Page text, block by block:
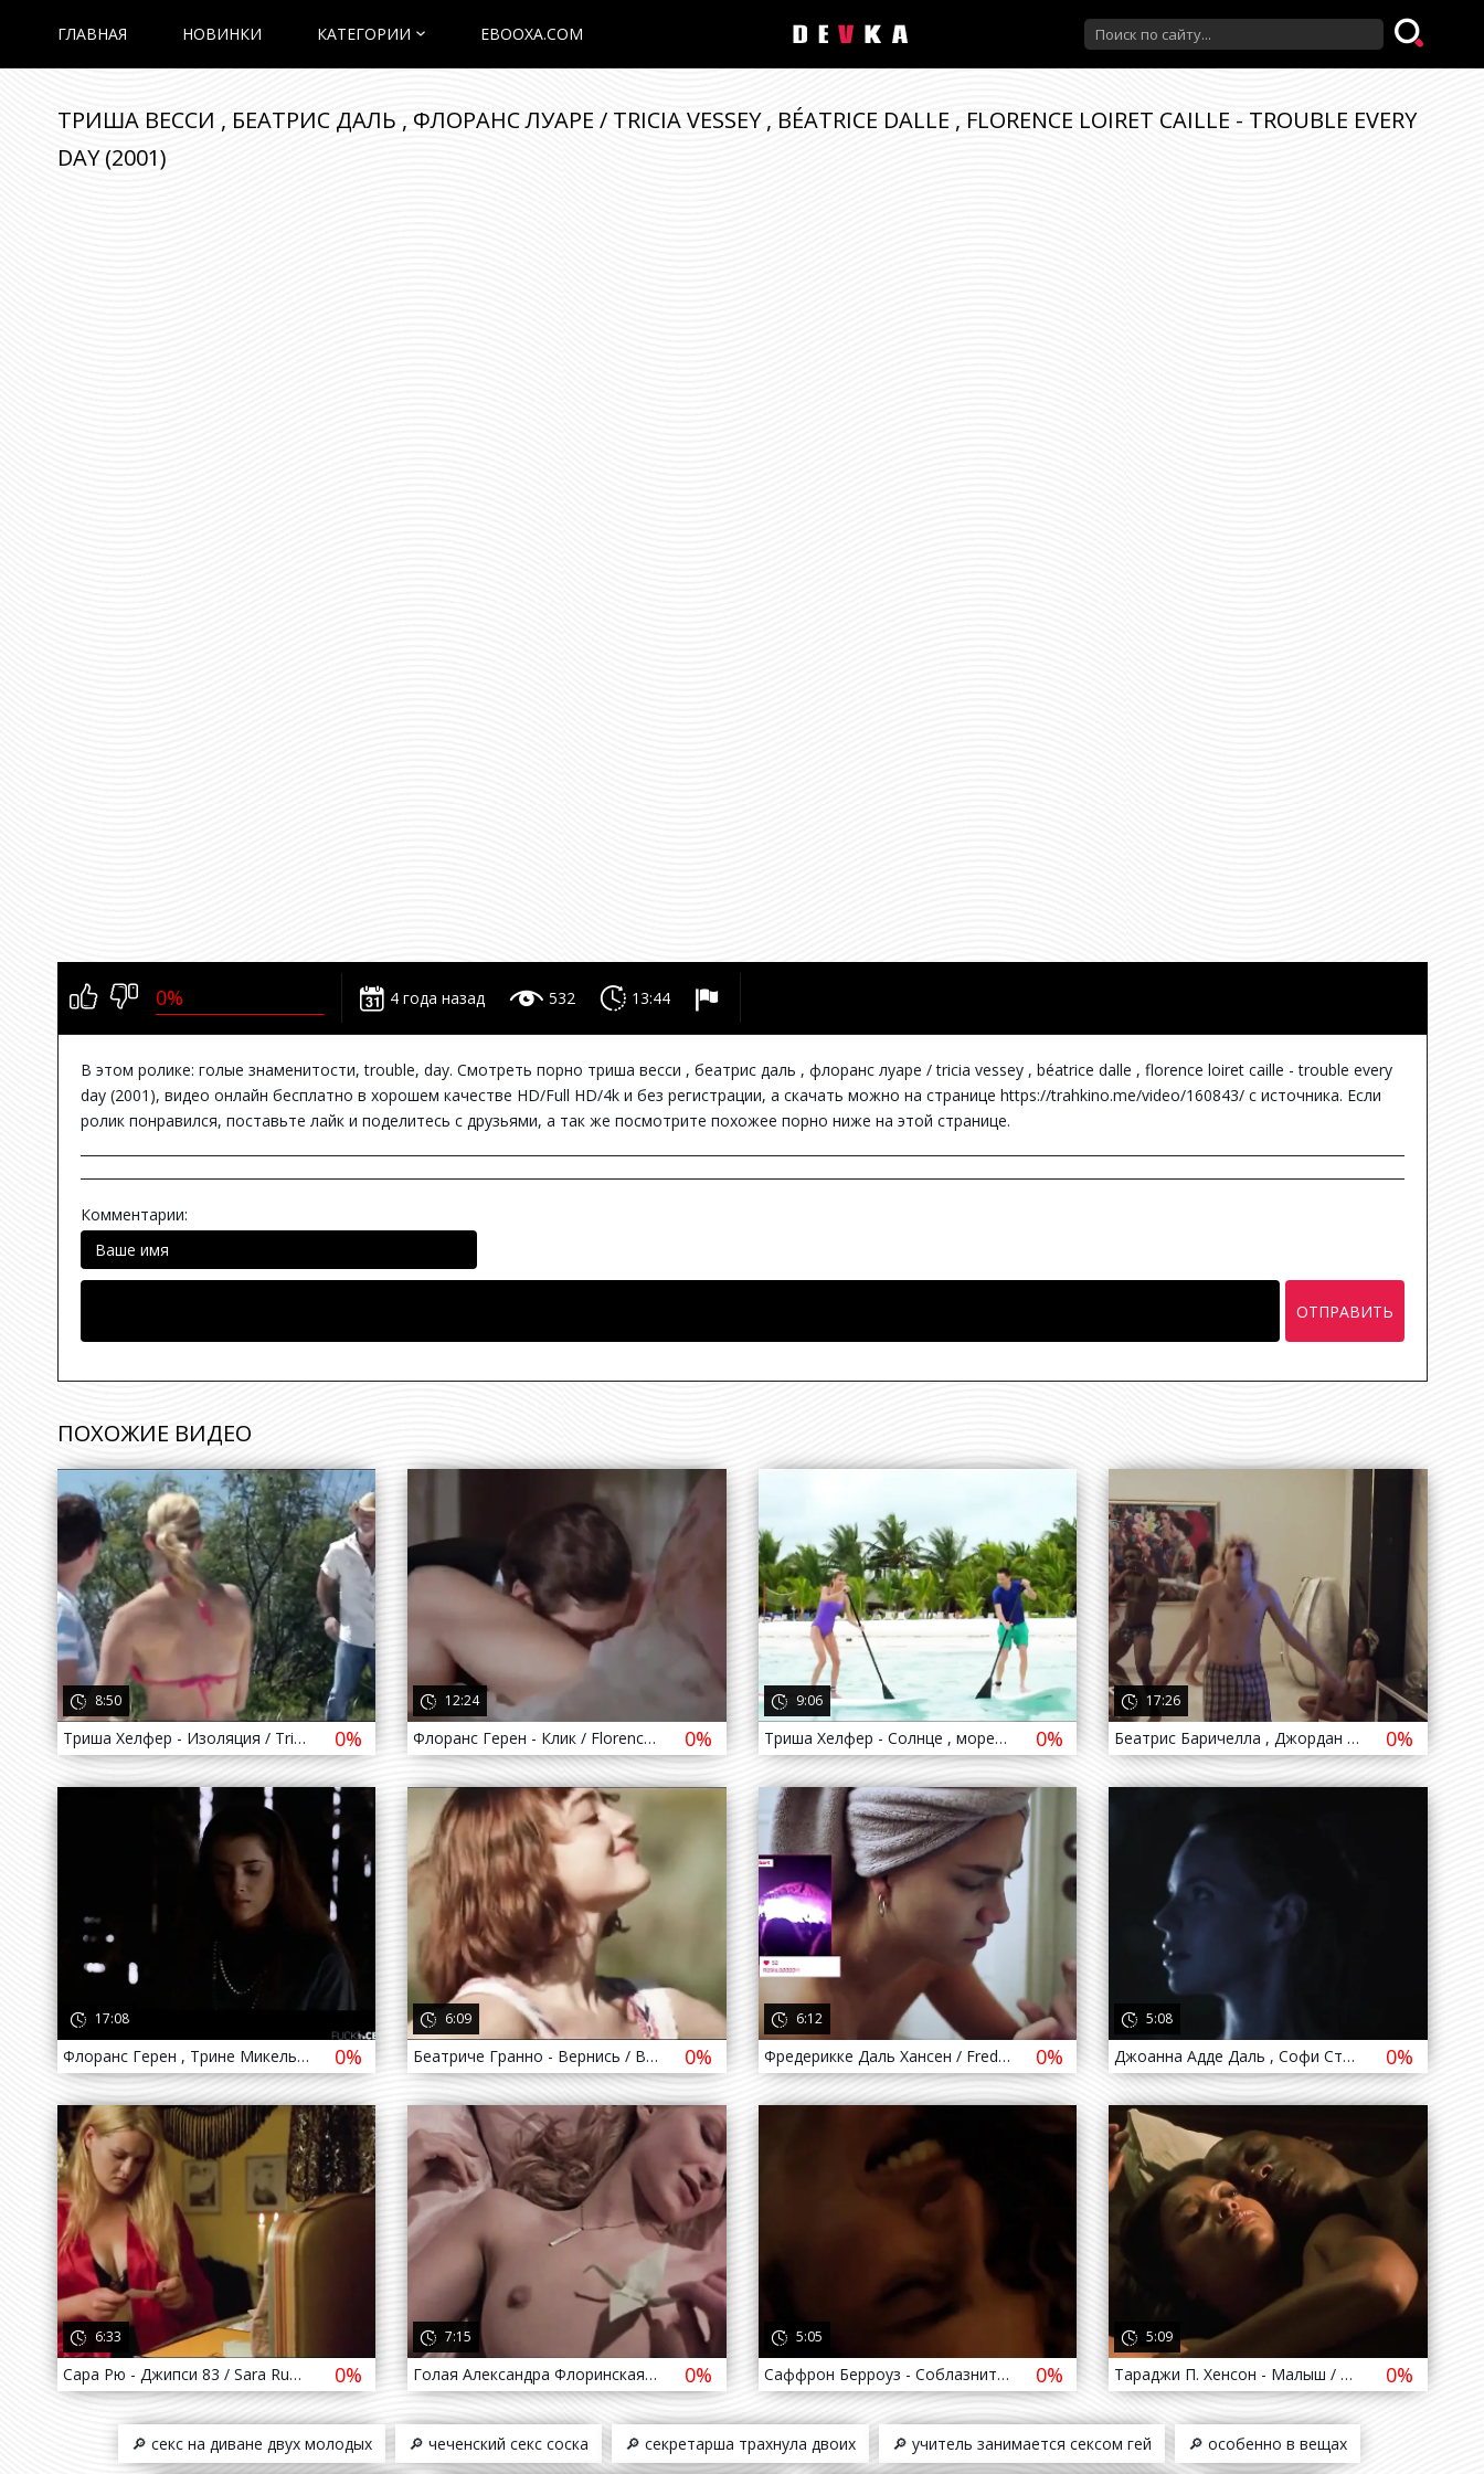
ГЛАВНАЯ НОВИНКИ КАТЕГОРИИ EBOOXA.COM
ТРИША ВЕССИ , БЕАТРИС ДАЛЬ , ФЛОРАНС ЛУАРЕ / TRICIA VESSEY , BÉATRICE DALLE , FLORENCE LOIRET CAILLE - TROUBLE EVERY
DAY (2001)
0% 4 года назад 532 13:44
В этом ролике: голые знаменитости, trouble, day. Смотреть порно триша весси , беатрис даль , флоранс луаре / tricia vessey , béatrice dalle , florence loiret caille - trouble every
day (2001), видео онлайн бесплатно в хорошем качестве HD/Full HD/4k и без регистрации, а скачать можно на странице https://trahkino.me/video/160843/с источника. Если
ролик понравился, поставьте лайк и поделитесь с друзьями, а так же посмотрите похожее порно ниже на этой странице.
Комментарии:
ОТПРАВИТЬ
ПОХОЖИЕ ВИДЕО
634
8:50
Триша Хелфер - Изоляция / Tricia Helfer - Isolation ( 2015 ) 0%
4 года назад
12:24
Флоранс Герен - Клик / Florence Guérin - Le déclic ( 1985 ) 0%
1 042
9:06
Триша Хелфер - Солнце , море и любовь / Tricia Helfer - Sun Sand & Romance ( 2017 ) 0%
17:26
Беатрис Баричелла , Джордан Кристин Симон , Франческа Скорсезе , Лиза Ладзаро , Виттория Боттин - Мы те , кто мы есть / Beatrice 0%
17:08
Флоранс Герен , Трине Микельсен - Служанка / Florence Guerin , Trine Michelsen - La bonne ( 1986 ) 0%
1 085
6:09
Беатриче Гранно - Вернись / Beatrice Grannò - Tornare ( 2019 ) 0%
4 года назад
6:12
Фредерикке Даль Хансен / Frederikke Dahl Hansen - Limboland ( 2020 ) 0%
4 года назад
5:08
Джоанна Адде Даль , Софи Стивенс - Жертва / Johanna Adde Dahl , Sophie Stevens - Sacrifice ( 2020 ) 0%
6:33
Сара Рю - Джипси 83 / Sara Rue - Gypsy 83 ( 2001 ) 0%
4 года назад
7:15
Голая Александра Флоринская - Memorabilia (2001) 0%
4 года назад
5:05
Саффрон Берроуз - Соблазнитель / Saffron Burrows - Tempted ( 2001 ) 0%
5:09
Тараджи П. Хенсон - Малыш / Taraji P. Henson - Baby Boy ( 2001 ) 0%
🔎 секс на диване двух молодых 🔎 чеченский секс соска 🔎 секретарша трахнула двоих 🔎 учитель занимается сексом гей 🔎 особенно в вещах